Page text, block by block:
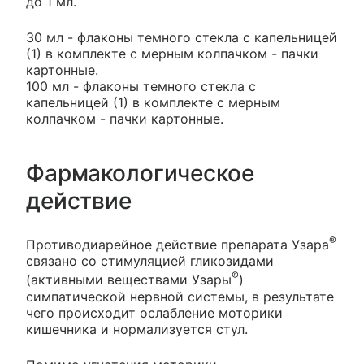
30 мл - флаконы темного стекла c капельницей
(1) в комплекте с мерным колпачком - пачки
картонные.
100 мл - флаконы темного стекла c
капельницей (1) в комплекте с мерным
колпачком - пачки картонные.
Фармакологическое
действие
Противодиарейное действие препарата Узара®
связано со стимуляцией гликозидами
(активными веществами Узары®)
симпатической нервной системы, в результате
чего происходит ослабление моторики
кишечника и нормализуется стул.